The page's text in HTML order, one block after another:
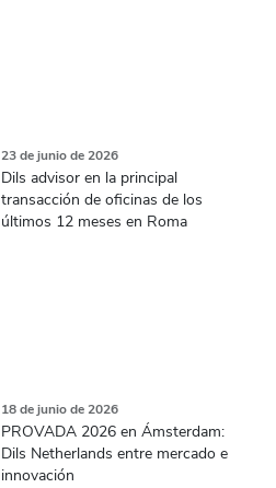
23 de junio de 2026
Dils advisor en la principal
transacción de oficinas de los
últimos 12 meses en Roma
18 de junio de 2026
PROVADA 2026 en Ámsterdam:
Dils Netherlands entre mercado e
innovación